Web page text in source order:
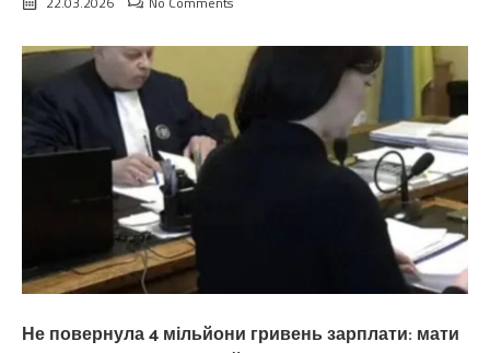
Не повернула 4 мільйони гривень зарплати: мати